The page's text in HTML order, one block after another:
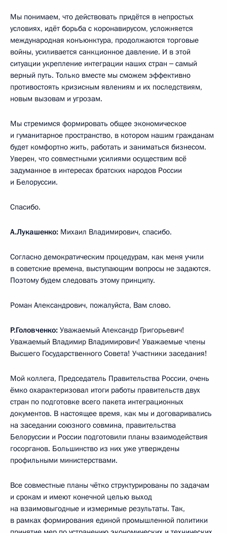
Мы понимаем, что действовать придётся в непростых
условиях, идёт борьба с коронавирусом, усложняется
международная конъюнктура, продолжаются торговые
войны, усиливается санкционное давление. И в этой
ситуации укрепление интеграции наших стран ‒ самый
верный путь. Только вместе мы сможем эффективно
противостоять кризисным явлениям и их последствиям,
новым вызовам и угрозам.
Мы стремимся формировать общее экономическое
и гуманитарное пространство, в котором нашим гражданам
будет комфортно жить, работать и заниматься бизнесом.
Уверен, что совместными усилиями осуществим всё
задуманное в интересах братских народов России
и Белоруссии.
Спасибо.
А.Лукашенко: Михаил Владимирович, спасибо.
Согласно демократическим процедурам, как меня учили
в советские времена, выступающим вопросы не задаются.
Поэтому будем следовать этому принципу.
Роман Александрович, пожалуйста, Вам слово.
Р.Головченко: Уважаемый Александр Григорьевич!
Уважаемый Владимир Владимирович! Уважаемые члены
Высшего Государственного Совета! Участники заседания!
Мой коллега, Председатель Правительства России, очень
ёмко охарактеризовал итоги работы правительств двух
стран по подготовке всего пакета интеграционных
документов. В настоящее время, как мы и договаривались
на заседании союзного совмина, правительства
Белоруссии и России подготовили планы взаимодействия
госорганов. Большинство из них уже утверждены
профильными министерствами.
Все совместные планы чётко структурированы по задачам
и срокам и имеют конечной целью выход
на взаимовыгодные и измеримые результаты. Так,
в рамках формирования единой промышленной политики